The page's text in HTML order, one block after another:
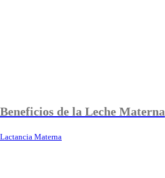
Beneficios de la Leche Materna
Lactancia Materna